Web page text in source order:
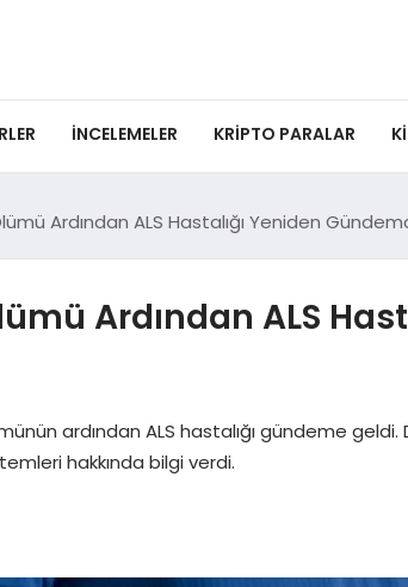
İNCELEMELER KRIPTO PARALAR
Ardından ALS Hastalığı Yeniden
Ardından ALS
ardından ALS hastalığı gündeme geldi.
hakkında bilgi verdi.